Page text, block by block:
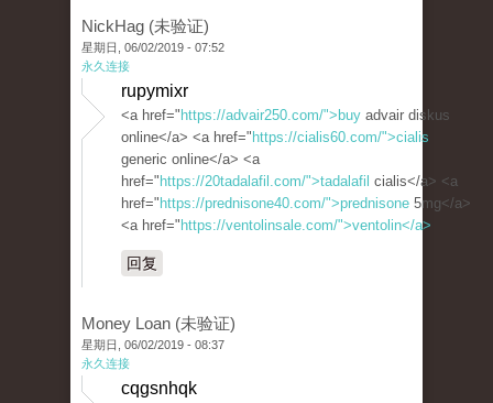
NickHag (未验证)
星期日, 06/02/2019 - 07:52
永久连接
rupymixr
<a href=" https://advair250.com/">buy advair diskus
online</a> <a href=" https://cialis60.com/">cialis
generic online</a> <a
href=" https://20tadalafil.com/">tadalafil cialis</a> <a
href=" https://prednisone40.com/">prednisone 5mg</a>
<a href=" https://ventolinsale.com/">ventolin</a>
回复
Money Loan (未验证)
星期日, 06/02/2019 - 08:37
永久连接
cqgsnhqk